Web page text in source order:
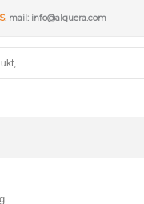
. mail: info@alquera.com